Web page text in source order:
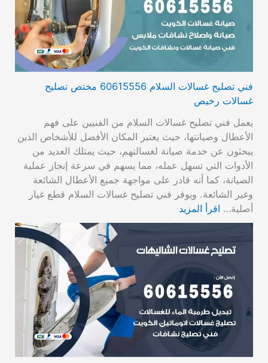
فني تصليح غسالات السلام 60615556 مختص تصليح
غسالات رخيص
يعمل فني تصليح غسالات السلام من الفنيين على فهم
الأعطال وصيانتها، حيث يعتبر المكان الأفضل للأشخاص الذين
يبحثون عن خدمة صيانة لغسالتهم، حيث يمتلك العديد من
الأدوات التي تسهل عمله، مما يسهم في سرعة إنجاز عملية
الصيانة، كما أنه قادر على مواجهة جميع الأعطال الشائعة
وغير الشائعة. ويوفر فني تصليح غسالات السلام قطع غيار
أصلية… اقرأ المزيد